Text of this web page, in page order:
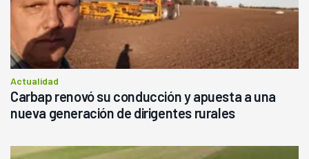
Actualidad
Carbap renovó su conducción y apuesta a una
nueva generación de dirigentes rurales